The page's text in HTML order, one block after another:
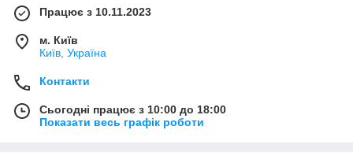
Працює з 10.11.2023
м. Київ
Київ, Україна
Контакти
Сьогодні працює з 10:00 до 18:00
Показати весь графік роботи